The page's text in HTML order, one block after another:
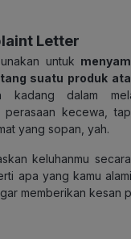
Letter
untuk
suatu produk
kadang dalam
perasaan kecewa,
yang sopan, yah.
keluhanmu
apa yang kamu
memberikan kesan